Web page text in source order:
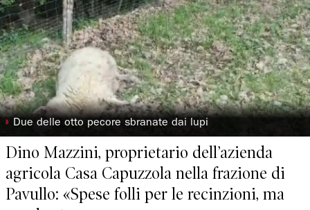
◗ Due delle otto pecore sbranate dai lupi
Dino Mazzini, proprietario dell’azienda
agricola Casa Capuzzola nella frazione di
Pavullo: «Spese folli per le recinzioni, ma